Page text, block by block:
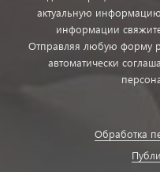
актуальную
информации
Отправляя любую форму
автоматически
Обработка